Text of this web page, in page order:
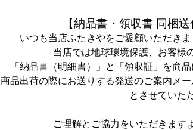
【納品書・領収書 同梱
いつも当店ふたきやをご愛顧いただき
当店では地球環境保護、お客様
「納品書（明細書）」と「領収証」を商
商品出荷の際にお送りする発送のご案内メ
とさせていた
ご理解とご協力をいただきます